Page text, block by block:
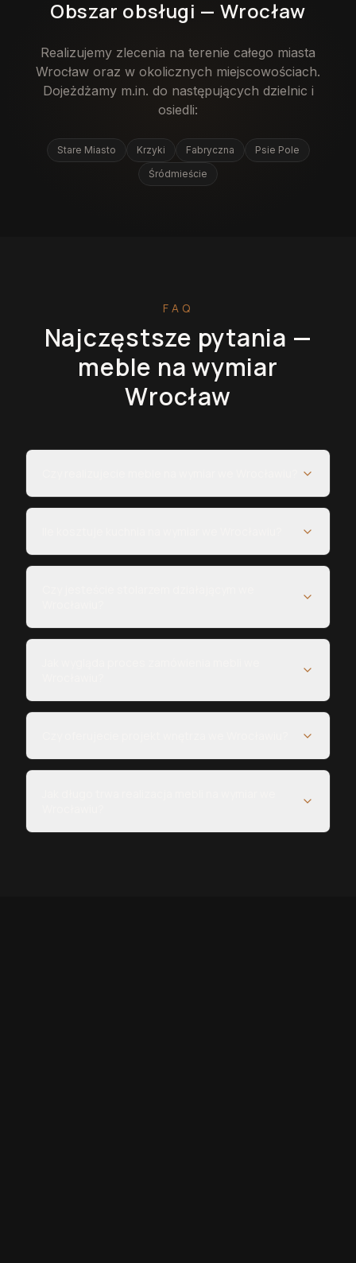
Obszar obsługi — Wrocław
Realizujemy zlecenia na terenie całego miasta
Wrocław oraz w okolicznych miejscowościach.
Dojeżdżamy m.in. do następujących dzielnic i
osiedli:
Stare Miasto Krzyki Fabryczna
Psie Pole
Śródmieście
FAQ
Najczęstsze pytania —
meble na wymiar
Wrocław